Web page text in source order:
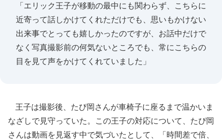
「エリック王子が移動の最中にも関わらず、こちらに
近寄って話しかけてくれただけでも、思いもかけない
出来事でとっても嬉しかったのですが、お話中だけで
なく写真撮影前の何気ないところでも、常にこちらの
目を見て声をかけてくれていました」
王子は撮影後、たぴ岡さんが車椅子に座るまで温かいま
なざしで見守っていた。この王子の対応について、たぴ岡
さんは動画を見返す中で気づいたとして、「時間差で倍、